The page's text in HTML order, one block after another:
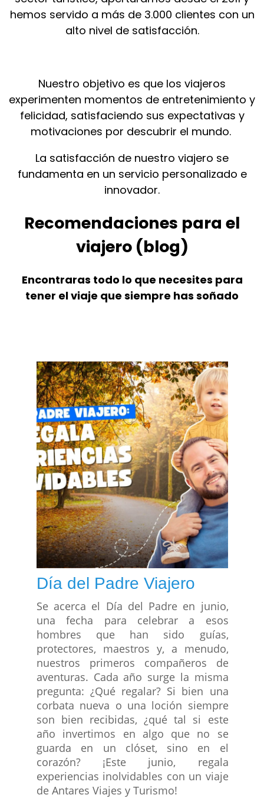
hemos servido a más de 3.000 clientes con un
alto nivel de satisfacción.
Nuestro objetivo es que los viajeros
experimenten momentos de entretenimiento y
felicidad, satisfaciendo sus expectativas y
motivaciones por descubrir el mundo.
La satisfacción de nuestro viajero se
fundamenta en un servicio personalizado e
innovador.
Recomendaciones para el
viajero (blog)
Encontraras todo lo que necesites para
tener el viaje que siempre has soñado
Día del Padre Viajero
Se acerca el Día del Padre en junio,
una fecha para celebrar a esos
hombres que han sido guías,
protectores, maestros y, a menudo,
nuestros primeros compañeros de
aventuras. Cada año surge la misma
pregunta: ¿Qué regalar? Si bien una
corbata nueva o una loción siempre
son bien recibidas, ¿qué tal si este
año invertimos en algo que no se
guarda en un clóset, sino en el
corazón? ¡Este junio, regala
experiencias inolvidables con un viaje
de Antares Viajes y Turismo!